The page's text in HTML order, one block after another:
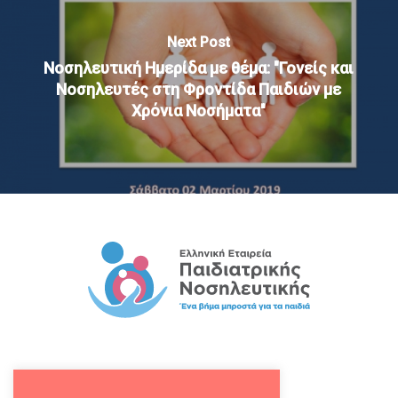
Next Post
Νοσηλευτική Ημερίδα με θέμα: "Γονείς και
Νοσηλευτές στη Φροντίδα Παιδιών με
Χρόνια Νοσήματα"